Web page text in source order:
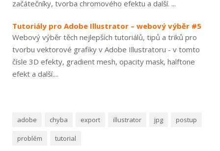
začátečníky, tvorba chromového efektu a další. ...
Tutoriály pro Adobe Illustrator – webový výběr #5
Webový výběr těch nejlepších tutoriálů, tipů a triků pro
tvorbu vektorové grafiky v Adobe Illustratoru - v tomto
čísle 3D efekty, gradient mesh, opacity mask, halftone
efekt a další....
adobe chyba export illustrator jpg postup
problém tutorial